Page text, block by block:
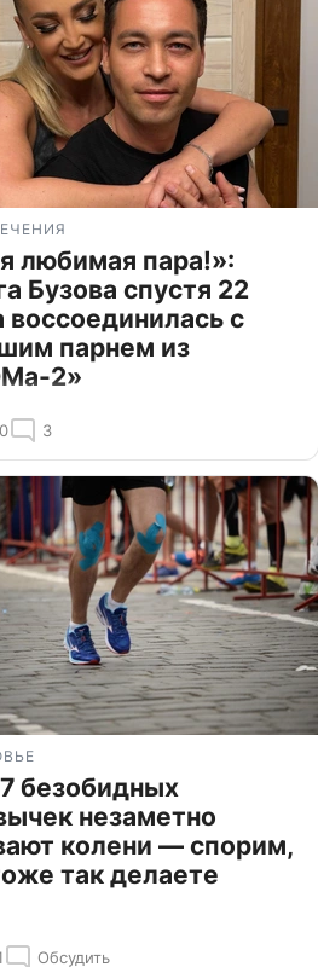
любимая пара!»:
Бузова спустя 22
воссоединилась с
парнем из
2»
3
безобидных
незаметно
колени — спорим,
так делаете
Обсудить